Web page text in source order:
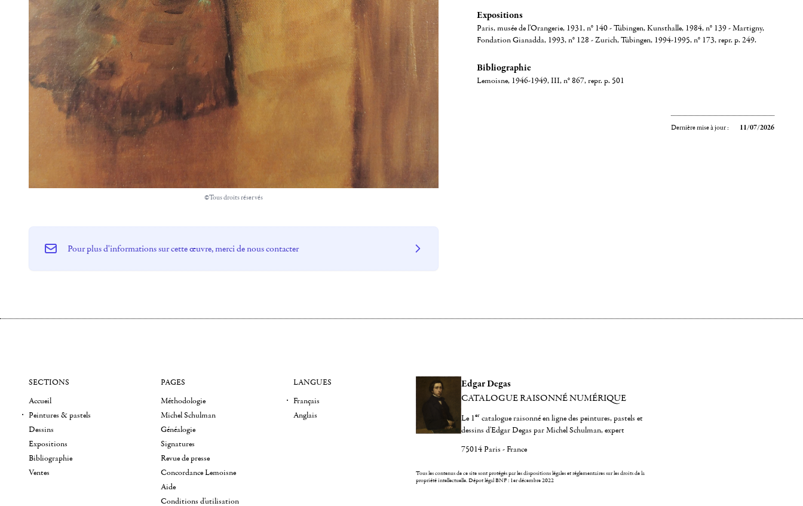
©Tous droits réservés
Expositions
Paris, musée de l'Orangerie, 1931, n° 140 - Tübingen, Kunsthalle, 1984, n° 139 - Martigny,
Fondation Gianadda, 1993, n° 128 - Zurich, Tübingen, 1994-1995, n° 173, repr. p. 249.
Bibliographie
Lemoisne, 1946-1949, III, n° 867, repr. p. 501
Dernière mise à jour : 11/07/2026
Pour plus d'informations sur cette œuvre, merci de nous contacter
Edgar Degas
CATALOGUE RAISONNÉ NUMÉRIQUE
Le 1er catalogue raisonné en ligne des peintures, pastels et
dessins d'Edgar Degas par Michel Schulman, expert
75014 Paris - France
Tous les contenus de ce site sont protégés par les dispositions légales et réglementaires sur les droits de la
propriété intellectuelle.Dépot légal BNF : 1er décembre 2022
SECTIONS
Accueil
Peintures & pastels
Dessins
Expositions
Bibliographie
Ventes
PAGES
Méthodologie
Michel Schulman
Généalogie
Signatures
Revue de presse
Concordance Lemoisne
Aide
Conditions d'utilisation
LANGUES
Français
Anglais